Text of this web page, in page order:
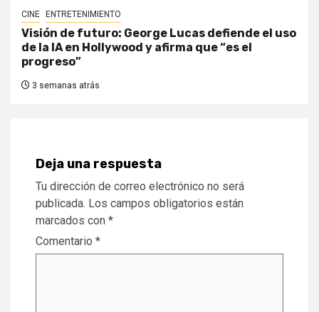
CINE ENTRETENIMIENTO
Visión de futuro: George Lucas defiende el uso
de la IA en Hollywood y afirma que “es el
progreso”
3 semanas atrás
Deja una respuesta
Tu dirección de correo electrónico no será
publicada. Los campos obligatorios están
marcados con *
Comentario *